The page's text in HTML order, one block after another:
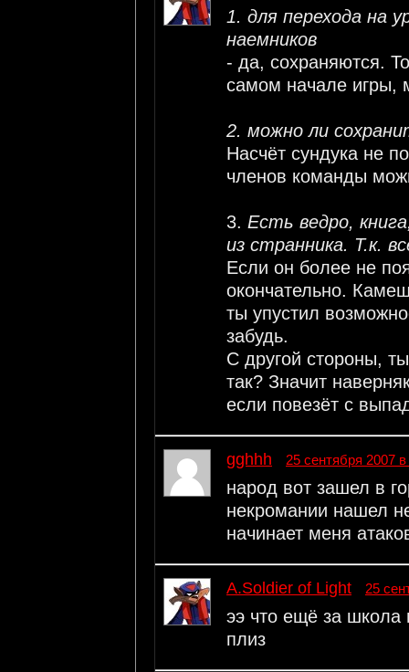
1. для перехода на
наемников
- да, сохраняются.
самом начале игры,
2. можно ли
Насчёт сундука не
членов команды
3. Есть ведро,
из странника. Т.к.
Если он более не
окончательно.
ты упустил
забудь.
С другой стороны,
так? Значит
если повезёт с
gghhh 25 сентября 2007
народ вот зашел в
некромании нашел
начинает меня
A.Soldier of Light 25
ээ что ещё за школа
плиз